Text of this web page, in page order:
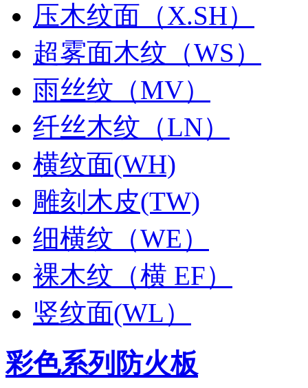
压木纹面（X.SH）
超雾面木纹（WS）
雨丝纹（MV）
纤丝木纹（LN）
横纹面(WH)
雕刻木皮(TW)
细横纹（WE）
裸木纹（横 EF）
竖纹面(WL）
彩色系列防火板